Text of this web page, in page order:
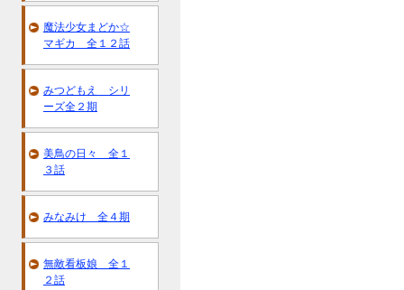
魔法少女まどか☆
マギカ 全１２話
みつどもえ シリ
ーズ全２期
美鳥の日々 全１
３話
みなみけ 全４期
無敵看板娘 全１
２話